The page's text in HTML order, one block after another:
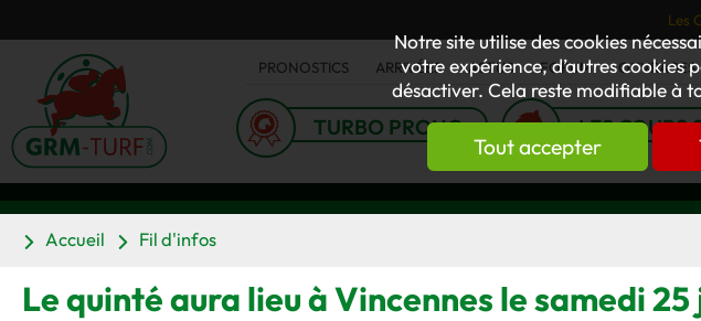
Notre site utilise des cookies
votre expérience, d’autres cookies
désactiver. Cela reste modifiable à
Tout accepter
Les
PRONOSTICS ARRIVÉES ACTUS FORUM OUVRAGES
TURBO PRONO LES COUPS
Accueil Fil d'infos
Le quinté aura lieu à Vincennes le samedi